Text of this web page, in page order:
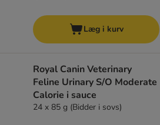
Læg i kurv
Royal Canin Veterinary
Feline Urinary S/O Moderate
Calorie i sauce
24 x 85 g (Bidder i sovs)